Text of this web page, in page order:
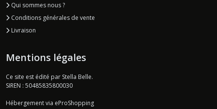
Qui sommes nous ?
Conditions générales de vente
Livraison
Mentions légales
Ce site est édité par Stella Belle.
SIREN : 50485835800030
Hébergement via eProShopping